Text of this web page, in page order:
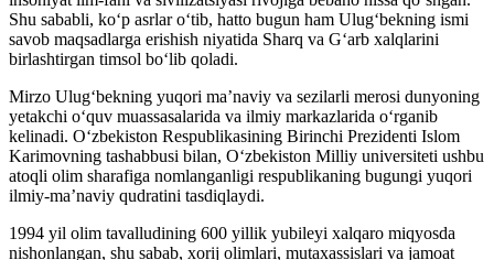
Shu sababli, ko‘p asrlar o‘tib, hatto bugun ham Ulug‘bekning ismi
savob maqsadlarga erishish niyatida Sharq va G‘arb xalqlarini
birlashtirgan timsol bo‘lib qoladi.
Mirzo Ulug‘bekning yuqori ma’naviy va sezilarli merosi dunyoning
yetakchi o‘quv muassasalarida va ilmiy markazlarida o‘rganib
kelinadi. O‘zbekiston Respublikasining Birinchi Prezidenti Islom
Karimovning tashabbusi bilan, O‘zbekiston Milliy universiteti ushbu
atoqli olim sharafiga nomlanganligi respublikaning bugungi yuqori
ilmiy-ma’naviy qudratini tasdiqlaydi.
1994 yil olim tavalludining 600 yillik yubileyi xalqaro miqyosda
nishonlangan, shu sabab, xorij olimlari, mutaxassislari va jamoat